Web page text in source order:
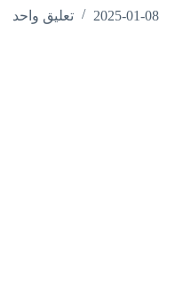
2025-01-08 تعليق واحد